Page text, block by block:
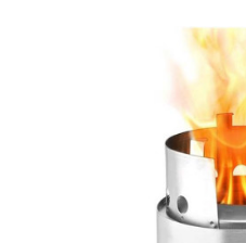
proviennent d’Europe,
remplissage réalisés
l’empreinte carbone. En
production de biogaz en
équivalent à celui
Compatible avec les
les mêmes performances